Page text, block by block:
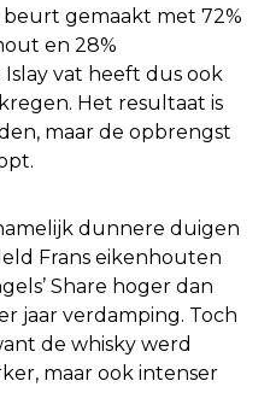
beurt gemaakt met 72%
en 28%
vat heeft dus ook
Het resultaat is
maar de opbrengst
dunnere duigen
Frans eikenhouten
Share hoger dan
jaar verdamping. Toch
de whisky werd
maar ook intenser